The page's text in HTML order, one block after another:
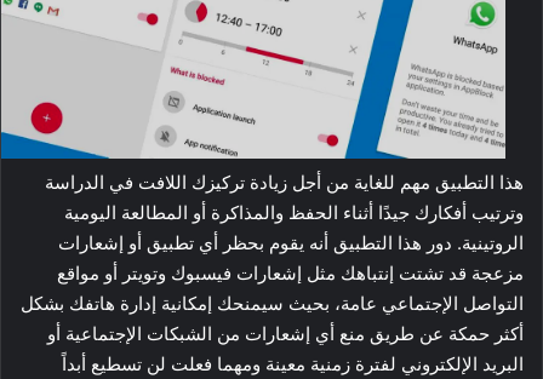
هذا التطبيق مهم للغاية من أجل زيادة تركيزك اللافت في الدراسة
وترتيب أفكارك جيدًا أثناء الحفظ والمذاكرة أو المطالعة اليومية
الروتينية. دور هذا التطبيق أنه يقوم بحظر أي تطبيق أو إشعارات
مزعجة قد تشتت إنتباهك مثل إشعارات فيسبوك وتويتر أو مواقع
التواصل الإجتماعي عامة، بحيث سيمنحك إمكانية إدارة هاتفك بشكل
أكثر حمكة عن طريق منع أي إشعارات من الشبكات الإجتماعية أو
البريد الإلكتروني لفترة زمنية معينة ومهما فعلت لن تسطيع أبداً